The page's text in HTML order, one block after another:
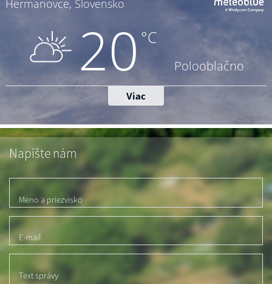
Napíšte nám
Meno a priezvisko*
E-mail *
Text správy